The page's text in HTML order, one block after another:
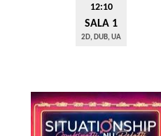
12:10
SALA 1
2D, DUB, UA